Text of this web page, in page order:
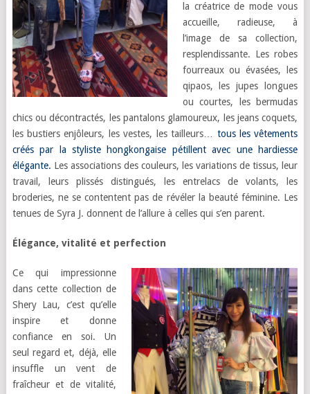
la créatrice de mode vous
accueille, radieuse, à
l’image de sa collection,
resplendissante. Les robes
fourreaux ou évasées, les
qipaos, les jupes longues
ou courtes, les bermudas
chics ou décontractés, les pantalons glamoureux, les jeans coquets,
les bustiers enjôleurs, les vestes, les tailleurs… tous les vêtements
créés par la styliste hongkongaise pétillent avec une hardiesse
élégante. Les associations des couleurs, les variations de tissus, leur
travail, leurs plissés distingués, les entrelacs de volants, les
broderies, ne se contentent pas de révéler la beauté féminine. Les
tenues de Syra J. donnent de l’allure à celles qui s’en parent.
Élégance, vitalité et perfection
Ce qui impressionne
dans cette collection de
Shery Lau, c’est qu’elle
inspire et donne
confiance en soi. Un
seul regard et, déjà, elle
insuffle un vent de
fraîcheur et de vitalité,